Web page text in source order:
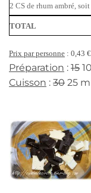
2 CS de rhum ambré,
TOTAL
Prix par personne : 0,43 €
Préparation : 15
Cuisson : 30 25